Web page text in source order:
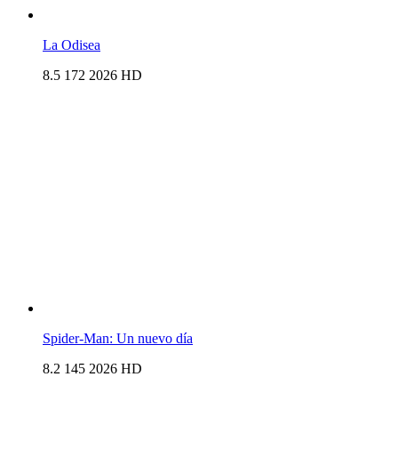
La Odisea
8.5 172 2026 HD
Spider-Man: Un nuevo día
8.2 145 2026 HD